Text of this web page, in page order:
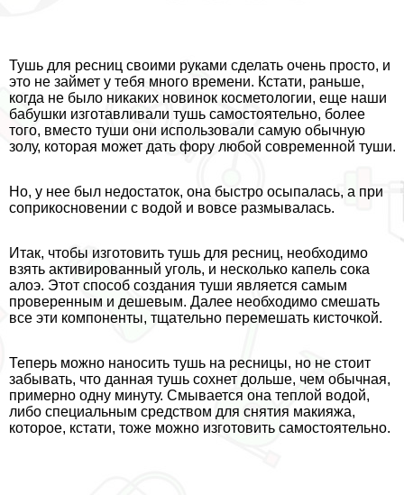
Тушь для ресниц своими руками сделать очень просто, и
это не займет у тебя много времени. Кстати, раньше,
когда не было никаких новинок косметологии, еще наши
бабушки изготавливали тушь самостоятельно, более
того, вместо туши они использовали самую обычную
золу, которая может дать фору любой современной туши.
Но, у нее был недостаток, она быстро осыпалась, а при
соприкосновении с водой и вовсе размывалась.
Итак, чтобы изготовить тушь для ресниц, необходимо
взять активированный уголь, и несколько капель сока
алоэ. Этот способ создания туши является самым
проверенным и дешевым. Далее необходимо смешать
все эти компоненты, тщательно перемешать кисточкой.
Теперь можно наносить тушь на ресницы, но не стоит
забывать, что данная тушь сохнет дольше, чем обычная,
примерно одну минуту. Смывается она теплой водой,
либо специальным средством для снятия макияжа,
которое, кстати, тоже можно изготовить самостоятельно.